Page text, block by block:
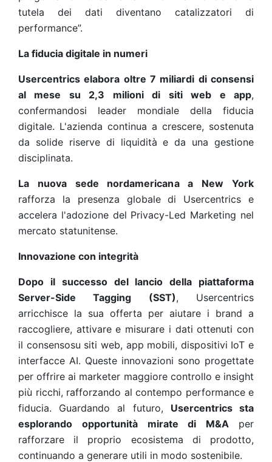
tutela dei dati diventano catalizzatori di
performance”.
La fiducia digitale in numeri
Usercentrics elabora oltre 7 miliardi di consensi
al mese su 2,3 milioni di siti web e app,
confermandosi leader mondiale della fiducia
digitale. L'azienda continua a crescere, sostenuta
da solide riserve di liquidità e da una gestione
disciplinata.
La nuova sede nordamericana a New York
rafforza la presenza globale di Usercentrics e
accelera l'adozione del Privacy-Led Marketing nel
mercato statunitense.
Innovazione con integrità
Dopo il successo del lancio della piattaforma
Server-Side Tagging (SST), Usercentrics
arricchisce la sua offerta per aiutare i brand a
raccogliere, attivare e misurare i dati ottenuti con
il consensosu siti web, app mobili, dispositivi IoT e
interfacce AI. Queste innovazioni sono progettate
per offrire ai marketer maggiore controllo e insight
più ricchi, rafforzando al contempo performance e
fiducia. Guardando al futuro, Usercentrics sta
esplorando opportunità mirate di M&A per
rafforzare il proprio ecosistema di prodotto,
continuando a generare utili in modo sostenibile.